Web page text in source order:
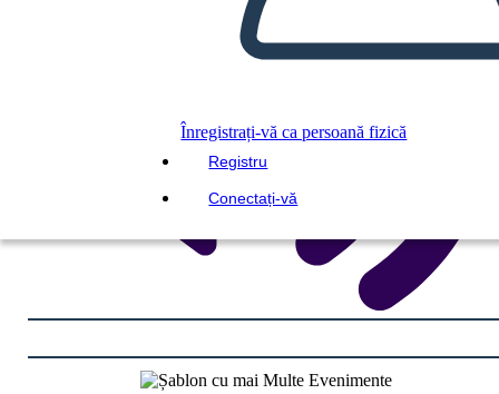
Înregistrați-vă ca persoană fizică
Registru
Conectați-vă